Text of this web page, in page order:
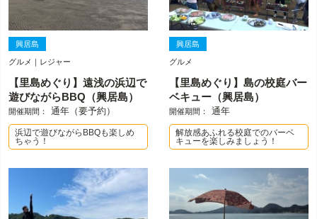
興居島
グルメ｜レジャー
【里島めぐり】遠浅の浜辺で
遊びながらBBQ（興居島）
開催期間： 通年（要予約）
浜辺で遊びながらBBQも楽しめ
ちゃう！
興居島
グルメ
【里島めぐり】島の校庭バー
ベキュー（興居島）
開催期間： 通年
解放感あふれる校庭でのバーベ
キューを楽しみましょう！